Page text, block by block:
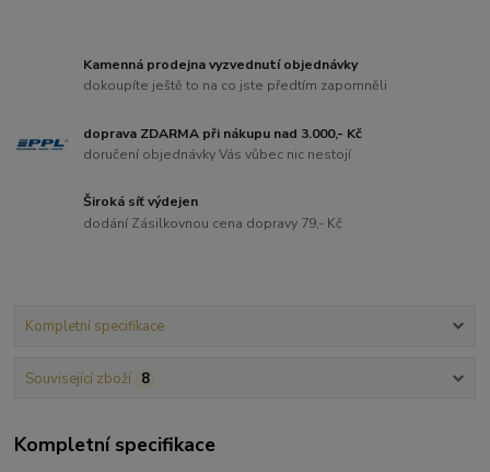
Kamenná prodejna vyzvednutí objednávky
dokoupíte ještě to na co jste předtím zapomněli
doprava ZDARMA při nákupu nad 3.000,- Kč
doručení objednávky Vás vůbec nic nestojí
Široká síť výdejen
dodání Zásilkovnou cena dopravy 79,- Kč
Kompletní specifikace
Související zboží 8
Kompletní specifikace